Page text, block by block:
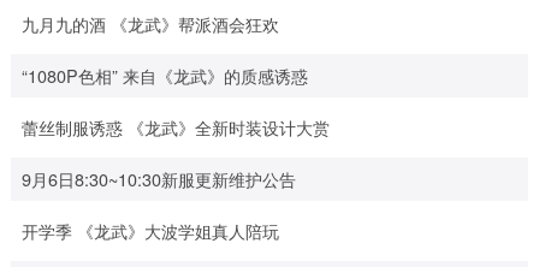
九月九的酒 《龙武》帮派酒会狂欢
“1080P色相” 来自《龙武》的质感诱惑
蕾丝制服诱惑 《龙武》全新时装设计大赏
9月6日8:30~10:30新服更新维护公告
开学季 《龙武》大波学姐真人陪玩